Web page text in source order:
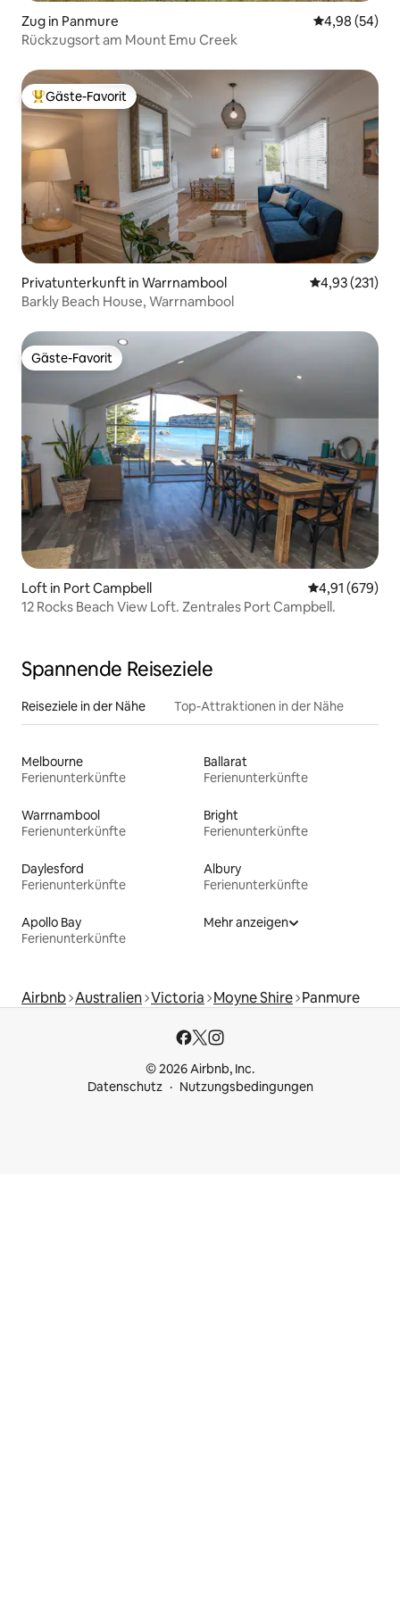
Zug in Panmure
4,98 (54)
Rückzugsort am Mount Emu Creek
Beliebter Gäste-Favorit.
Gäste-Favorit
Privatunterkunft in Warrnambool
4,93 (231)
Barkly Beach House, Warrnambool
Gäste-Favorit
Gäste-Favorit
Loft in Port Campbell
4,91 (679)
12 Rocks Beach View Loft. Zentrales Port Campbell.
Spannende Reiseziele
Reiseziele in der Nähe Top-Attraktionen in der Nähe
Melbourne
Ferienunterkünfte
Ballarat
Ferienunterkünfte
Warrnambool
Ferienunterkünfte
Bright
Ferienunterkünfte
Daylesford
Ferienunterkünfte
Albury
Ferienunterkünfte
Apollo Bay
Ferienunterkünfte
Mehr anzeigen
Airbnb Australien Victoria Moyne Shire Panmure
© 2026 Airbnb, Inc.
Datenschutz
Nutzungsbedingungen